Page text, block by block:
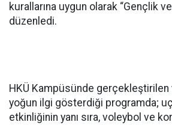
kurallarına uygun olarak “Gençlik
düzenledi.
HKÜ Kampüsünde
yoğun ilgi gösterdiği programda;
etkinliğinin yanı sıra, voleybol ve